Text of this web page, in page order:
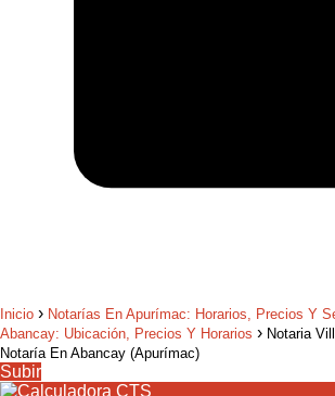
Inicio Notarías En Apurímac: Horarios, Precios Y
Abancay: Ubicación, Precios Y Horarios
Notaria
Notaría En Abancay (Apurímac)
Subir